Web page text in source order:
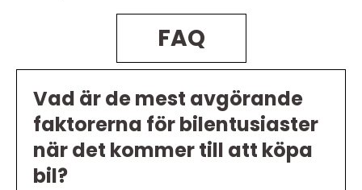
FAQ
Vad är de mest avgörande
faktorerna för bilentusiaster
när det kommer till att köpa
bil?